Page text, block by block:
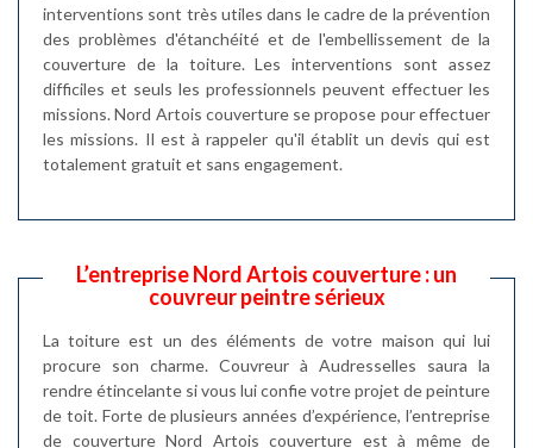
interventions sont très utiles dans le cadre de la prévention
des problèmes d'étanchéité et de l'embellissement de la
couverture de la toiture. Les interventions sont assez
difficiles et seuls les professionnels peuvent effectuer les
missions. Nord Artois couverture se propose pour effectuer
les missions. Il est à rappeler qu'il établit un devis qui est
totalement gratuit et sans engagement.
L’entreprise Nord Artois couverture : un
couvreur peintre sérieux
La toiture est un des éléments de votre maison qui lui
procure son charme. Couvreur à Audresselles saura la
rendre étincelante si vous lui confie votre projet de peinture
de toit. Forte de plusieurs années d’expérience, l’entreprise
de couverture Nord Artois couverture est à même de